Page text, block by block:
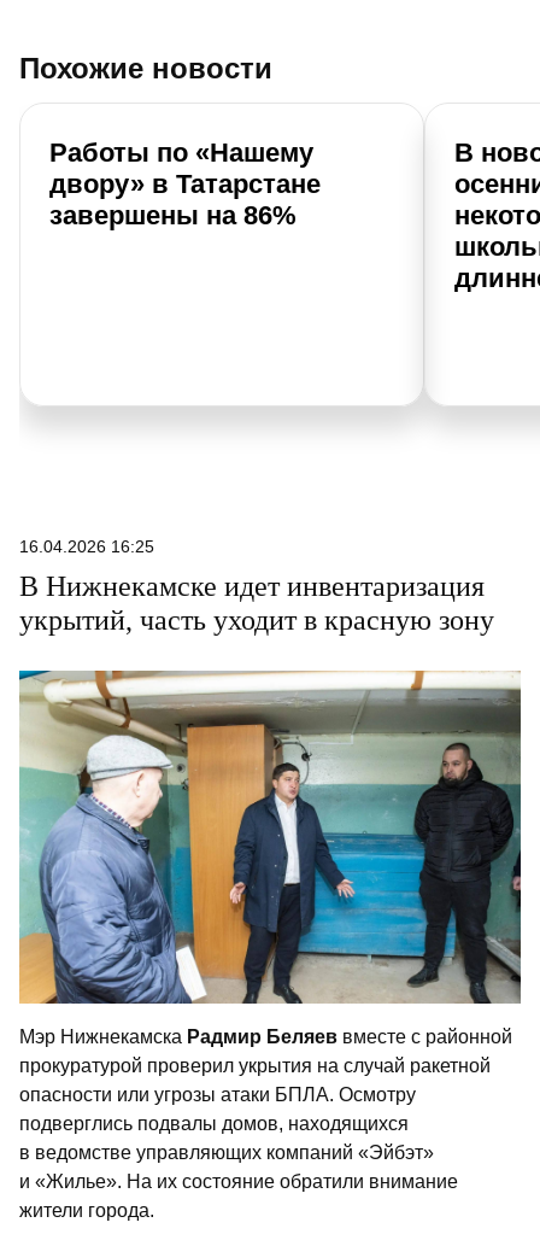
Похожие новости
Работы по «Нашему
двору» в Татарстане
завершены на 86%
В
16.04.2026 16:25
В Нижнекамске идет инвентаризация
укрытий, часть уходит в красную зону
Мэр Нижнекамска Радмир Беляев вместе с районной
прокуратурой проверил укрытия на случай ракетной
опасности или угрозы атаки БПЛА. Осмотру
подверглись подвалы домов, находящихся
в ведомстве управляющих компаний «Эйбэт»
и «Жилье». На их состояние обратили внимание
жители города.